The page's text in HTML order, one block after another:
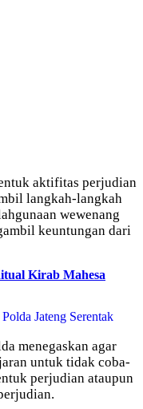
aktifitas perjudian
langkah-langkah
wewenang
keuntungan dari
Kirab Mahesa
Jateng Serentak
menegaskan agar
untuk tidak coba-
perjudian ataupun